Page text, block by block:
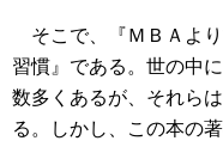
そこで、『ＭＢＡよ
習慣』である。世の中
数多くあるが、それら
る。しかし、この本の